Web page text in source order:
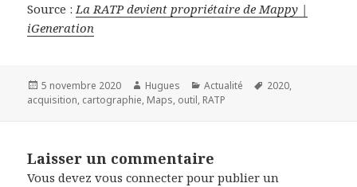
Source :La RATP devient propriétaire de Mappy |
iGeneration
Publié
le
5 novembre 2020 Auteur
Hugues Catégories
Actualité
Mots-
2020,
acquisition, cartographie, Maps, outil, RATP
Laisser un commentaire
Vous devezvous connecter pour publier un